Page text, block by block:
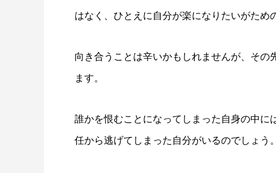
はなく、ひとえに自分が楽になりたいがため
向き合うことは辛いかもしれませんが、その
ます。
誰かを恨むことになってしまった自身の中
任から逃げてしまった自分がいるのでしょう